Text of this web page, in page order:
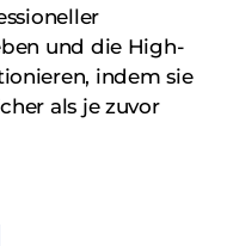
und die High-
indem sie
als je zuvor